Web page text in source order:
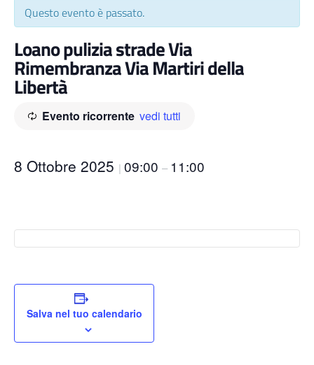
Questo evento è passato.
Loano pulizia strade Via
Rimembranza Via Martiri della
Libertà
Evento ricorrente vedi tutti
8 Ottobre 2025 | 09:00 – 11:00
Salva nel tuo calendario